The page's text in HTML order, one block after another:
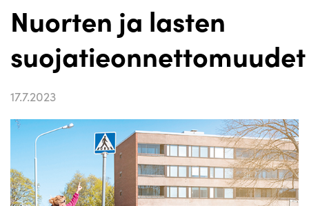
Nuorten ja lasten
suojatieonnettomuudet
17.7.2023